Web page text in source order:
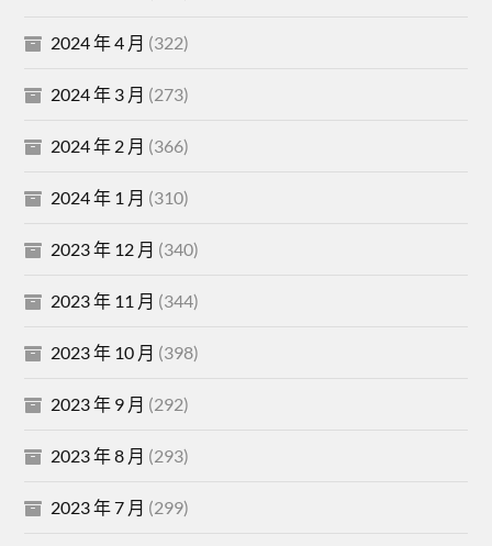
2024 年 4 月 (322)
2024 年 3 月 (273)
2024 年 2 月 (366)
2024 年 1 月 (310)
2023 年 12 月 (340)
2023 年 11 月 (344)
2023 年 10 月 (398)
2023 年 9 月 (292)
2023 年 8 月 (293)
2023 年 7 月 (299)